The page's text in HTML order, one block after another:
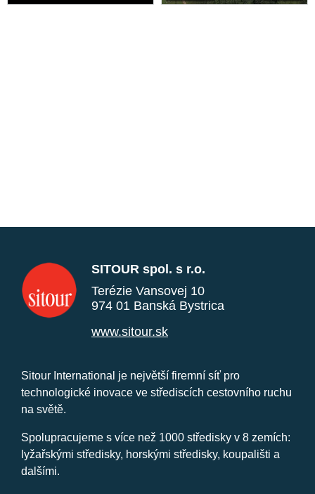
SITOUR spol. s r.o.
Terézie Vansovej 10
974 01 Banská Bystrica
www.sitour.sk
Sitour International je největší firemní síť pro
technologické inovace ve střediscích cestovního ruchu
na světě.
Spolupracujeme s více než 1000 středisky v 8 zemích:
lyžařskými středisky, horskými středisky, koupališti a
dalšími.